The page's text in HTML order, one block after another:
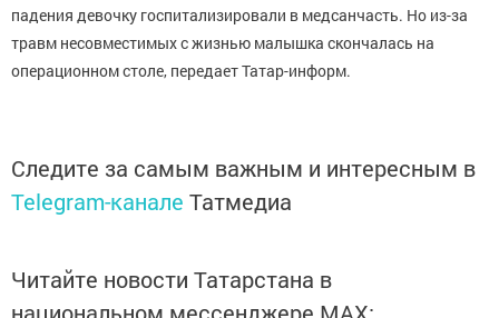
падения девочку госпитализировали в медсанчасть. Но из-за
травм несовместимых с жизнью малышка скончалась на
операционном столе, передает Татар-информ.
Следите за самым важным и интересным в
Telegram-канале Татмедиа
Читайте новости Татарстана в